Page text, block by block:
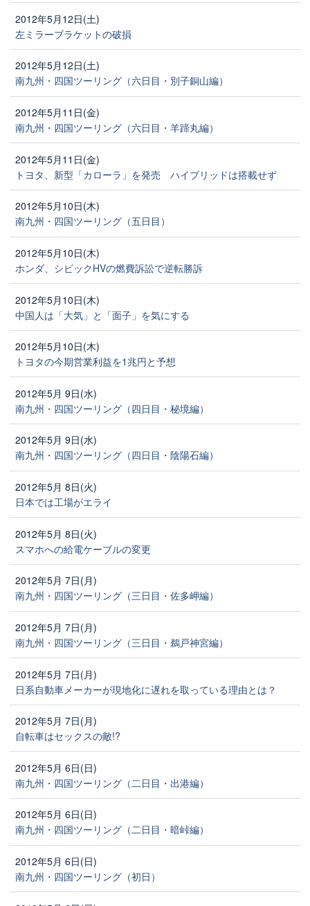
2012年5月12日(土)
左ミラーブラケットの破損
2012年5月12日(土)
南九州・四国ツーリング（六日目・別子銅山編）
2012年5月11日(金)
南九州・四国ツーリング（六日目・羊蹄丸編）
2012年5月11日(金)
トヨタ、新型「カローラ」を発売 ハイブリッドは搭載せず
2012年5月10日(木)
南九州・四国ツーリング（五日目）
2012年5月10日(木)
ホンダ、シビックHVの燃費訴訟で逆転勝訴
2012年5月10日(木)
中国人は「大気」と「面子」を気にする
2012年5月10日(木)
トヨタの今期営業利益を1兆円と予想
2012年5月 9日(水)
南九州・四国ツーリング（四日目・秘境編）
2012年5月 9日(水)
南九州・四国ツーリング（四日目・陰陽石編）
2012年5月 8日(火)
日本では工場がエライ
2012年5月 8日(火)
スマホへの給電ケーブルの変更
2012年5月 7日(月)
南九州・四国ツーリング（三日目・佐多岬編）
2012年5月 7日(月)
南九州・四国ツーリング（三日目・鵜戸神宮編）
2012年5月 7日(月)
日系自動車メーカーが現地化に遅れを取っている理由とは？
2012年5月 7日(月)
自転車はセックスの敵!?
2012年5月 6日(日)
南九州・四国ツーリング（二日目・出港編）
2012年5月 6日(日)
南九州・四国ツーリング（二日目・暗峠編）
2012年5月 6日(日)
南九州・四国ツーリング（初日）